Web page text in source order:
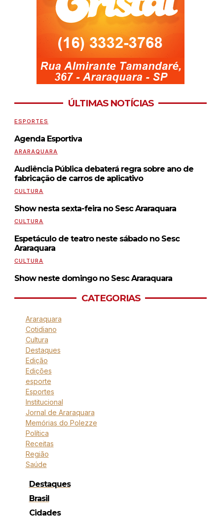
ÚLTIMAS NOTÍCIAS
ESPORTES
Agenda Esportiva
ARARAQUARA
Audiência Pública debaterá regra sobre ano de
fabricação de carros de aplicativo
CULTURA
Show nesta sexta-feira no Sesc Araraquara
CULTURA
Espetáculo de teatro neste sábado no Sesc
Araraquara
CULTURA
Show neste domingo no Sesc Araraquara
CATEGORIAS
Araraquara
Cotidiano
Cultura
Destaques
Edição
Edições
esporte
Esportes
Institucional
Jornal de Araraquara
Memórias do Polezze
Política
Receitas
Região
Saúde
Destaques
Brasil
Cidades